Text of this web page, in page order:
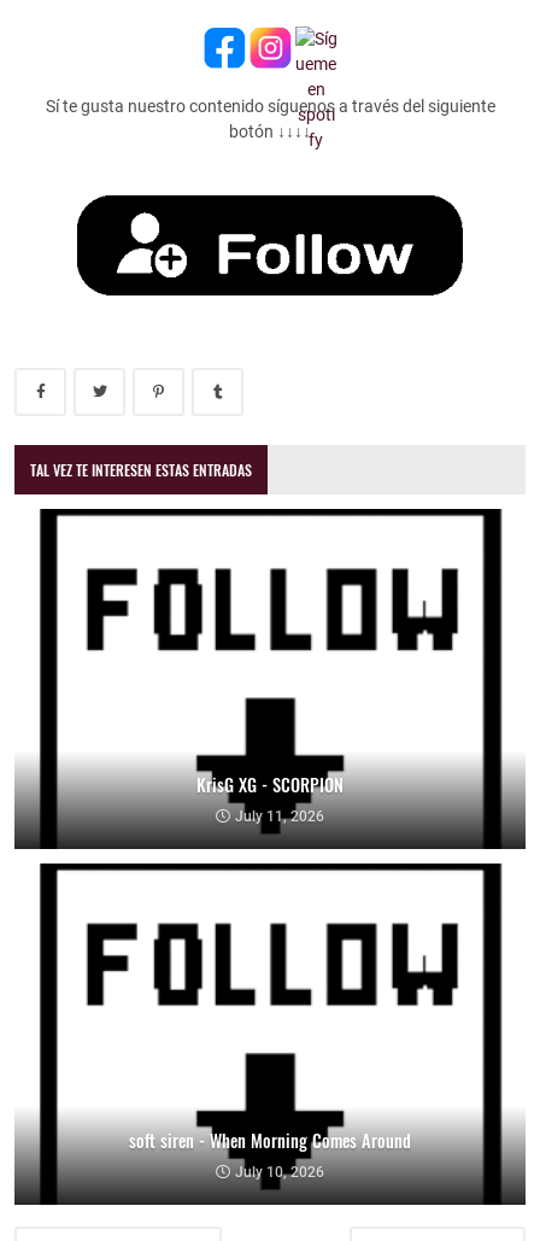
Sí te gusta nuestro contenido síguenos a través del siguiente
botón ↓↓↓↓
TAL VEZ TE INTERESEN ESTAS ENTRADAS
KrisG XG - SCORPION
July 11, 2026
soft siren - When Morning Comes Around
July 10, 2026